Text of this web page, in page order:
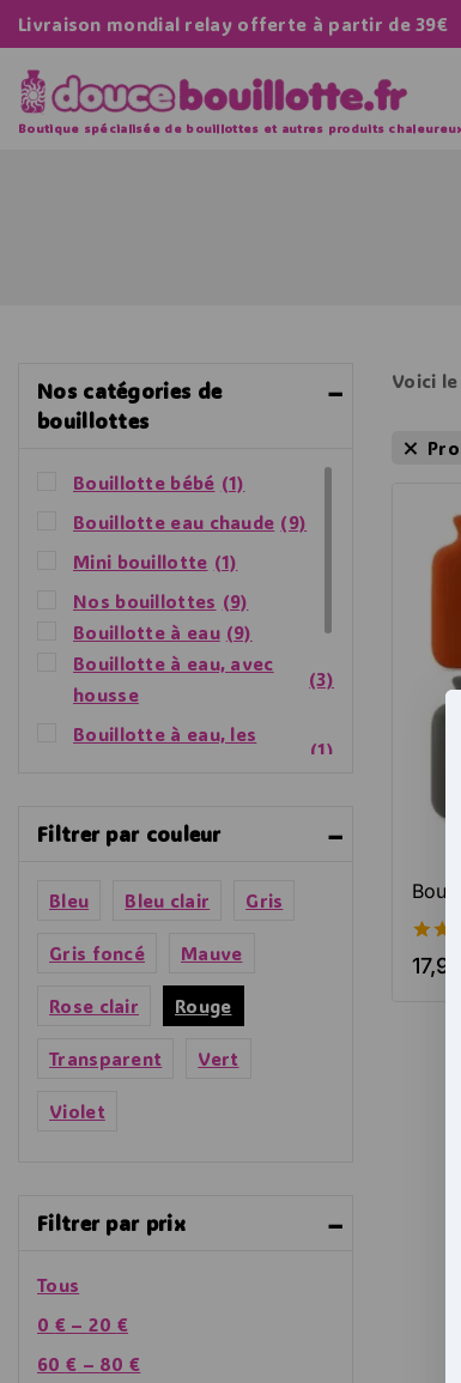
Livraison mondial relay offerte à partir de 39€
Boutique spécialisée de bouillottes et autres produits
Voici
4.56
de 5
17,90
Nos catégories de
bouillottes
Bouillotte bébé (1)
Bouillotte eau chaude (9)
Mini bouillotte (1)
Nos bouillottes (9)
Bouillotte à eau (9)
Bouillotte à eau, avec
housse
(3)
Bouillotte à eau, les
(1)
housse
Par type (8)
Bouillotte à eau (8)
Filtrer par couleur
Bleu Bleu clair Gris
Gris foncé Mauve
Rose clair Rouge
Transparent Vert
Violet
Filtrer par prix
Tous
0 €– 20 €
60 € – 80€